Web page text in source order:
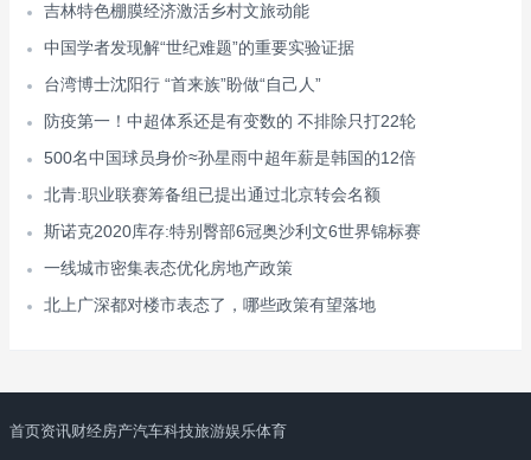
吉林特色棚膜经济激活乡村文旅动能
中国学者发现解“世纪难题”的重要实验证据
台湾博士沈阳行 “首来族”盼做“自己人”
防疫第一！中超体系还是有变数的 不排除只打22轮
500名中国球员身价≈孙星雨中超年薪是韩国的12倍
北青:职业联赛筹备组已提出通过北京转会名额
斯诺克2020库存:特别臀部6冠奥沙利文6世界锦标赛
一线城市密集表态优化房地产政策
北上广深都对楼市表态了，哪些政策有望落地
首页资讯财经房产汽车科技旅游娱乐体育